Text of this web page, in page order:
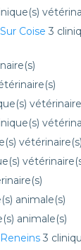
Coise 3
vétérinaire(s)
animale(s)
animale(s)
3